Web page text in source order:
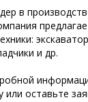
в
и др.
оставьте